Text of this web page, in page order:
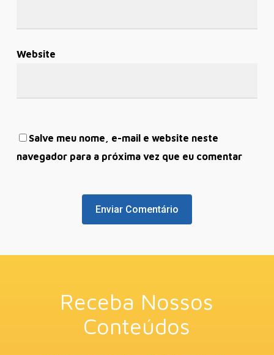
Website
Salve meu nome, e-mail e website neste
navegador para a próxima vez que eu comentar
Receba Nossos
Conteúdos